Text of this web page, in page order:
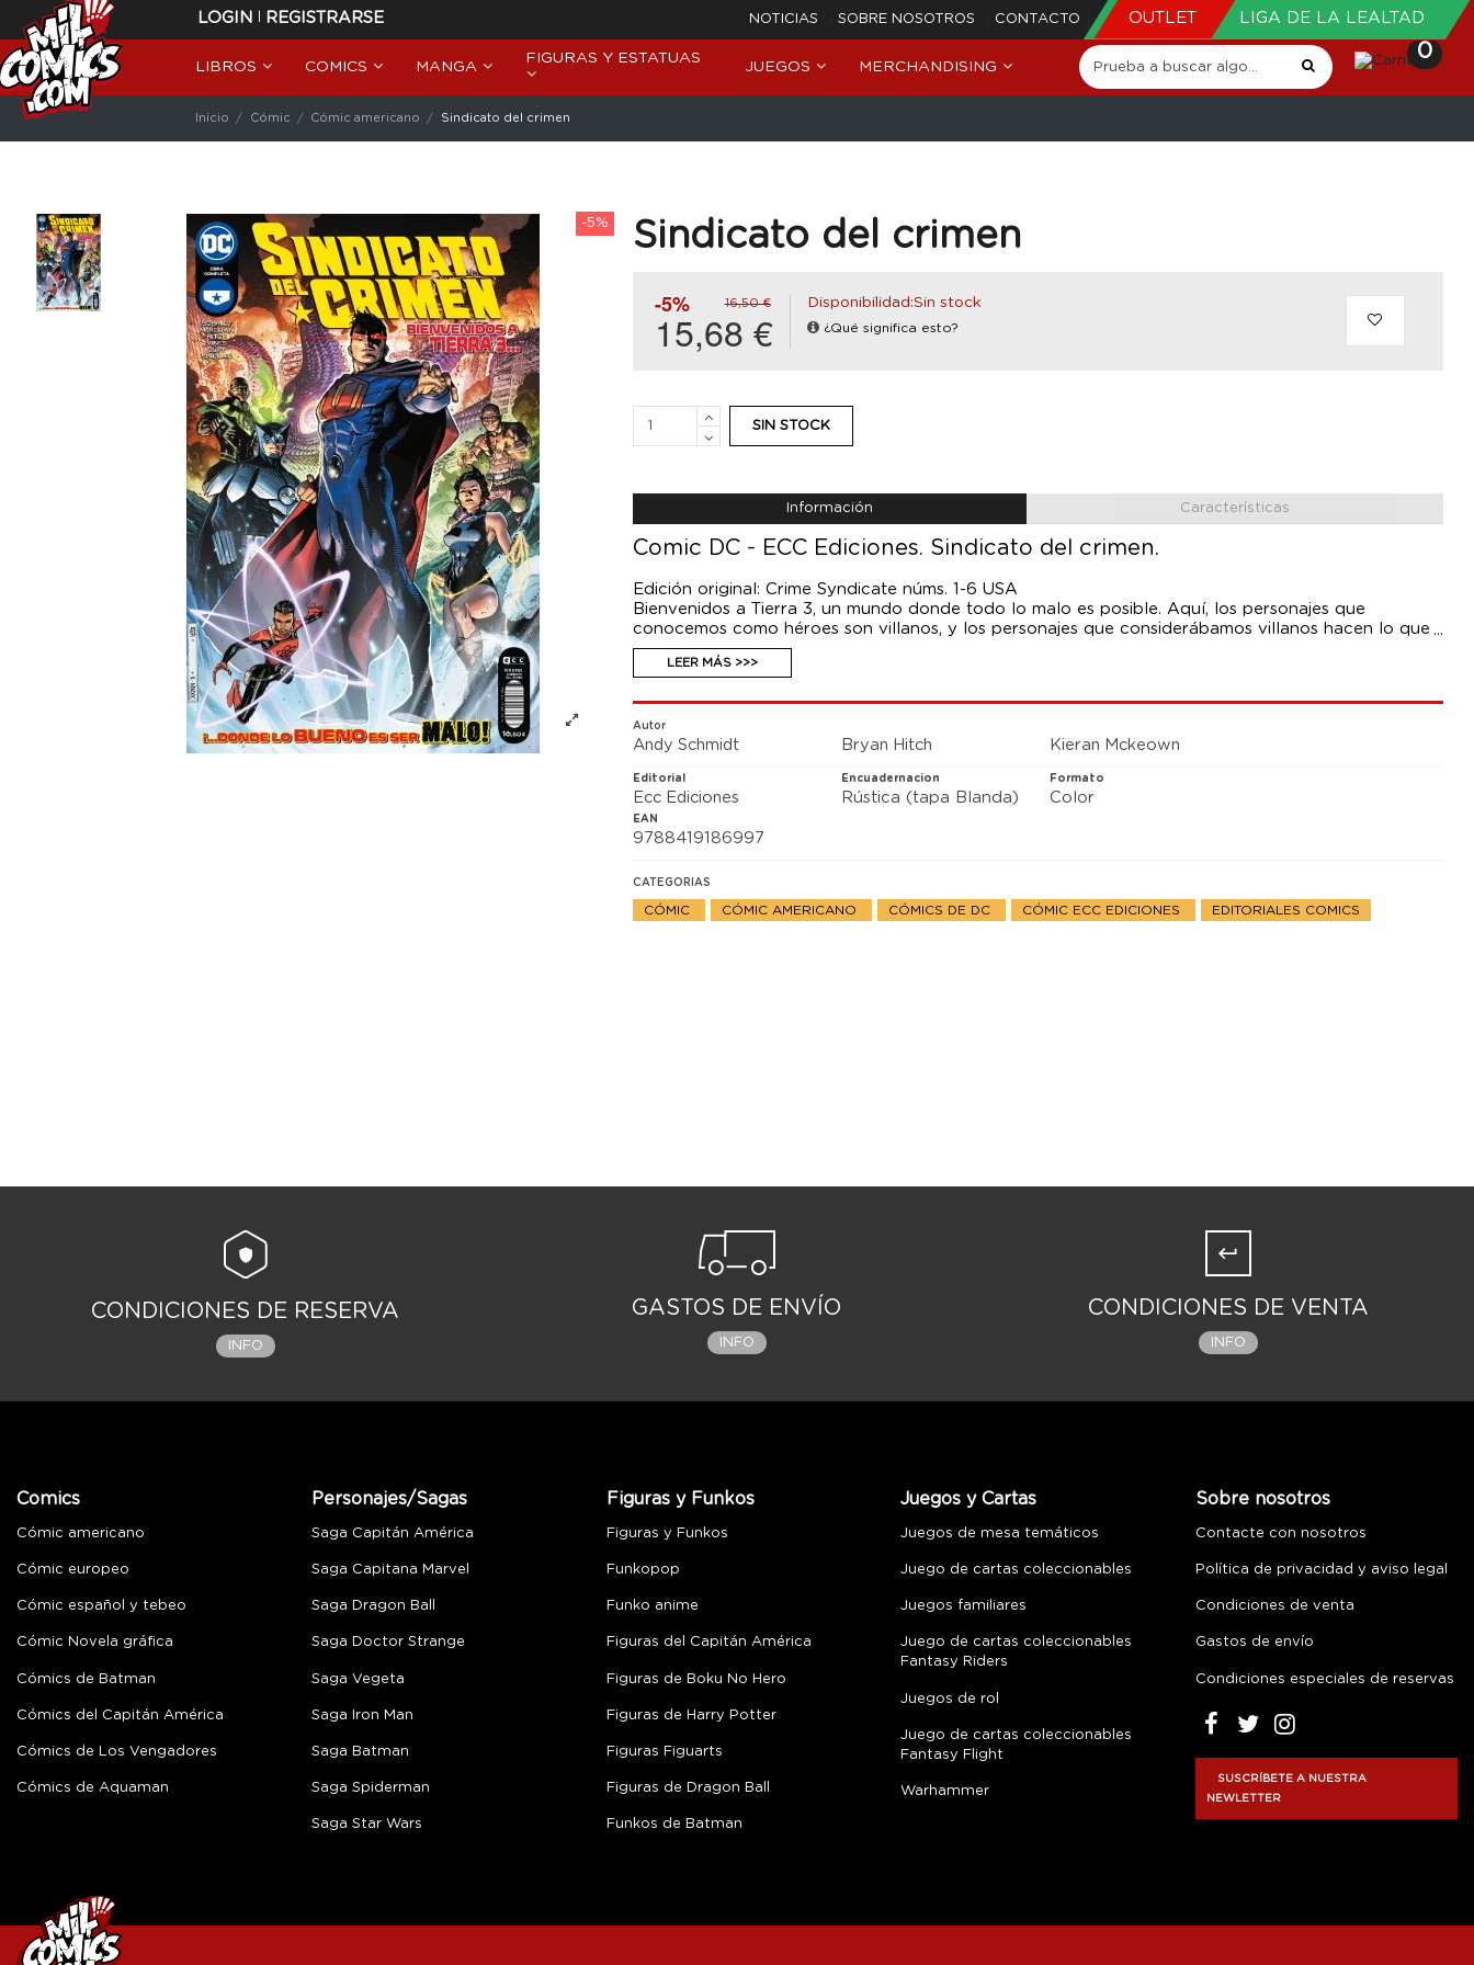
LOGIN | REGISTRARSE NOTICIAS SOBRE NOSOTROS CONTACTO OUTLET LIGA DE LA LEALTAD
LIBROS COMICS MANGA
FIGURAS Y ESTATUAS
JUEGOS MERCHANDISING
0
Inicio Cómic Cómic americano Sindicato del crimen
-5% Sindicato del crimen
-5% 16,50 €
15,68 €
Disponibilidad:Sin stock
¿Qué significa esto?
SIN STOCK
Información Características
Comic DC - ECC Ediciones. Sindicato del crimen.
Edición original: Crime Syndicate núms. 1-6 USA
Bienvenidos a Tierra 3, un mundo donde todo lo malo es posible. Aquí, los personajes que
conocemos como héroes son villanos, y los personajes que considerábamos villanos hacen lo que
pueden. Ha llegado el momento de que Ultraman, Owlman, Johnny Quick, Superwoman y otros
peligrosos psicópatas se unan para hacer frente a un enemigo común. Y da lo mismo cuántos
LEER MÁS >>>
Autor
Andy Schmidt Bryan Hitch Kieran Mckeown
Editorial
Ecc Ediciones
Encuadernacion
Rústica (tapa Blanda)
Formato
Color
EAN
9788419186997
CATEGORIAS
CÓMIC CÓMIC AMERICANO CÓMICS DE DC CÓMIC ECC EDICIONES EDITORIALES COMICS
CONDICIONES DE RESERVA
INFO
GASTOS DE ENVÍO
INFO
CONDICIONES DE VENTA
INFO
Comics
Cómic americano
Cómic europeo
Cómic español y tebeo
Cómic Novela gráfica
Cómics de Batman
Cómics del Capitán América
Cómics de Los Vengadores
Cómics de Aquaman
Personajes/Sagas
Saga Capitán América
Saga Capitana Marvel
Saga Dragon Ball
Saga Doctor Strange
Saga Vegeta
Saga Iron Man
Saga Batman
Saga Spiderman
Saga Star Wars
Figuras y Funkos
Figuras y Funkos
Funkopop
Funko anime
Figuras del Capitán América
Figuras de Boku No Hero
Figuras de Harry Potter
Figuras Figuarts
Figuras de Dragon Ball
Funkos de Batman
Juegos y Cartas
Juegos de mesa temáticos
Juego de cartas coleccionables
Juegos familiares
Juego de cartas coleccionables
Fantasy Riders
Juegos de rol
Juego de cartas coleccionables
Fantasy Flight
Warhammer
Sobre nosotros
Contacte con nosotros
Política de privacidad y aviso legal
Condiciones de venta
Gastos de envío
Condiciones especiales de reservas
SUSCRÍBETE A NUESTRA
NEWLETTER